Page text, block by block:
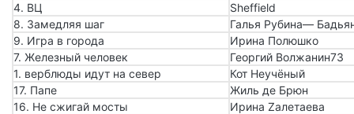
4. ВЦ
Sheffield
8. Замедляя шаг
Галья Рубина—
9. Игра в города
Ирина Полюшко
7. Железный человек
Георгий Волжанин73
1. верблюды идут на север
Кот Неучёный
17. Папе
Жиль де Брюн
16. Не сжигай мосты
Ирина Zалетаева